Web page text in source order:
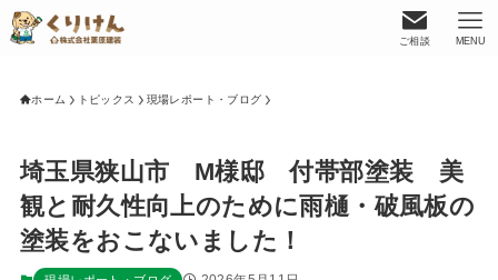
ご相談 MENU
ホーム トピックス 現場レポート・ブログ
埼玉県狭山市 M様邸 付帯部塗装 美
観と耐久性向上のために雨樋・破風板の
塗装をおこないました！